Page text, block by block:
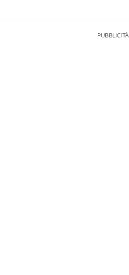
PUBBLICITÀ